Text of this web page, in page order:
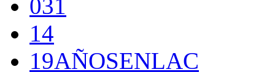
031
14
19AÑOSENLAC